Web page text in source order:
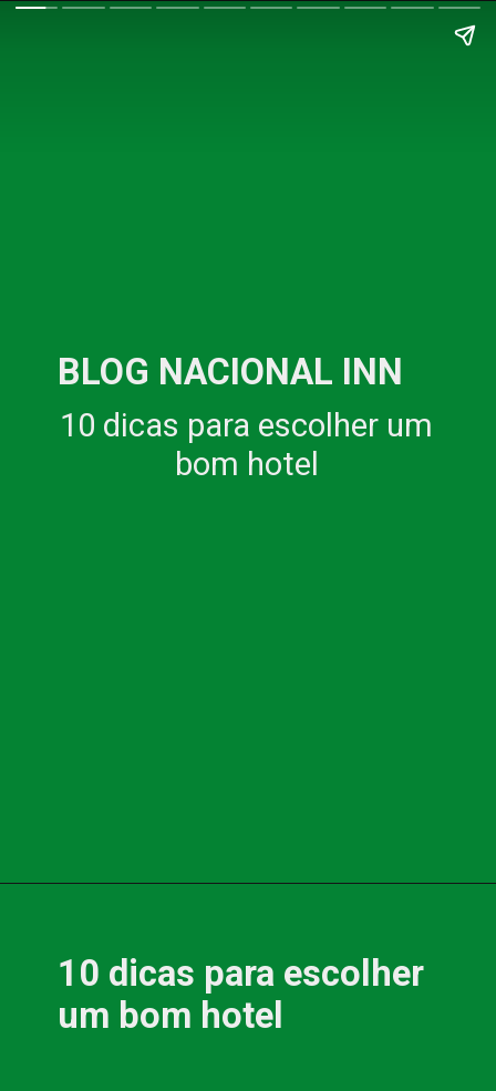
BLOG NACIONAL INN
10 dicas para escolher um
bom hotel
10 dicas para escolher
um bom hotel